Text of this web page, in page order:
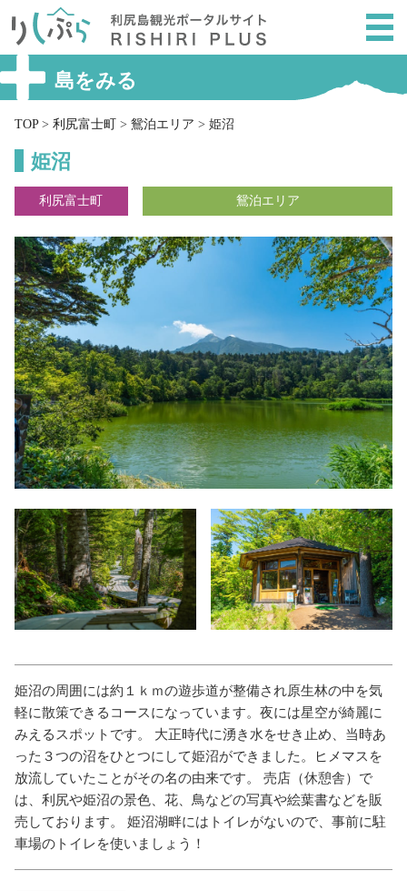
ニ
ュ
ー
を
島をみる
TOP> 利尻富士町 > 鴛泊エリア > 姫沼
姫沼
利尻富士町 鴛泊エリア
姫沼の周囲には約１ｋｍの遊歩道が整備され原生林の中を気
軽に散策できるコースになっています。夜には星空が綺麗に
みえるスポットです。 大正時代に湧き水をせき止め、当時あ
った３つの沼をひとつにして姫沼ができました。ヒメマスを
放流していたことがその名の由来です。 売店（休憩舎）で
は、利尻や姫沼の景色、花、鳥などの写真や絵葉書などを販
売しております。 姫沼湖畔にはトイレがないので、事前に駐
車場のトイレを使いましょう！